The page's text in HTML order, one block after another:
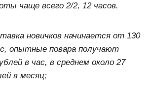
чаще всего 2/2, 12 часов.
новичков начинается от 130
опытные повара получают
в час, в среднем около 27
в месяц;